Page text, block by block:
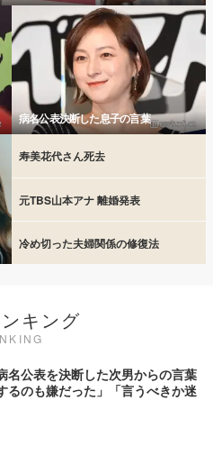
病名公表決断した息子の言葉
寿美花代さん死去
元TBS山本アナ 離婚発表
冷め切った夫婦関係の修復法
キング
名公表を決断した次男からの言葉
るのも嫌だった」「言うべきか迷